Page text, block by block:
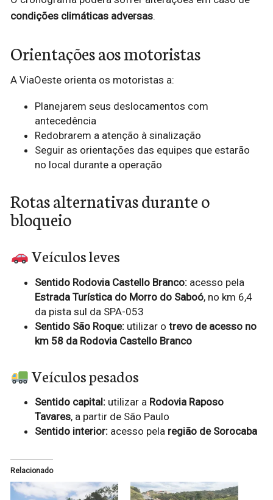
condições climáticas adversas.
Orientações aos motoristas
A ViaOeste orienta os motoristas a:
Planejarem seus deslocamentos com
antecedência
Redobrarem a atenção à sinalização
Seguir as orientações das equipes que estarão
no local durante a operação
Rotas alternativas durante o
bloqueio
Veículos leves
Sentido Rodovia Castello Branco: acesso pela
Estrada Turística do Morro do Saboó, no km 6,4
da pista sul da SPA-053
Sentido São Roque: utilizar o trevo de acesso no
km 58 da Rodovia Castello Branco
Veículos pesados
Sentido capital: utilizar a Rodovia Raposo
Tavares, a partir de São Paulo
Sentido interior: acesso pela região de Sorocaba
Relacionado